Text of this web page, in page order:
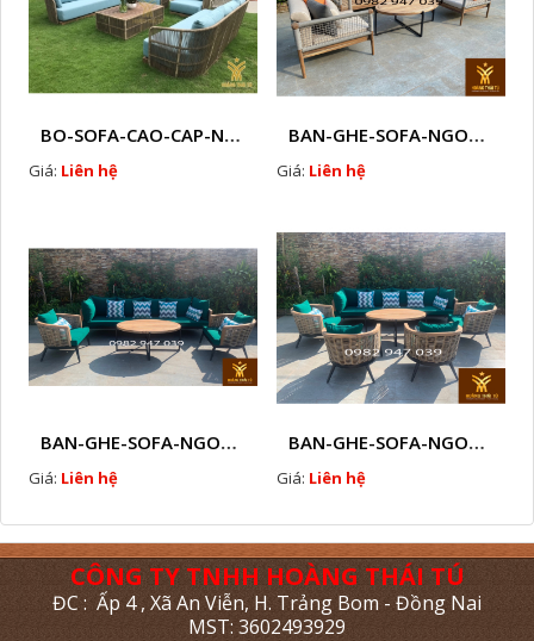
BO-SOFA-CAO-CAP-NHUA-GIA-MAY-HTT - S88
Giá: Liên hệ
BAN-GHE-SOFA-NGOAI-TROI-GIA-MAY-KN12
Giá: Liên hệ
BAN-GHE-SOFA-NGOAI-TROI-GIA-MAY-KN11
Giá: Liên hệ
BAN-GHE-SOFA-NGOAI-TROI-GIA-MAY-KN10
Giá: Liên hệ
CÔNG TY TNHH HOÀNG THÁI TÚ
ĐC : Ấp 4 , Xã An Viễn, H. Trảng Bom - Đồng Nai
MST: 3602493929